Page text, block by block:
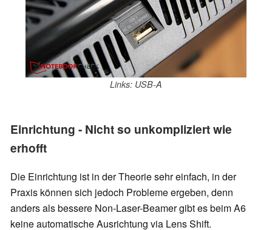
Links: USB-A
Einrichtung - Nicht so unkompliziert wie
erhofft
Die Einrichtung ist in der Theorie sehr einfach, in der
Praxis können sich jedoch Probleme ergeben, denn
anders als bessere Non-Laser-Beamer gibt es beim A6
keine automatische Ausrichtung via Lens Shift.